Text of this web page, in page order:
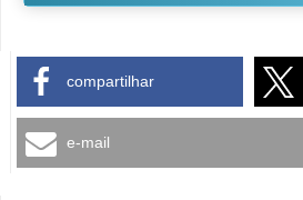
compartilhar
e-mail